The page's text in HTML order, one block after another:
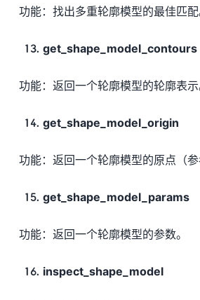
功能：找出多重轮廓模型的最佳匹配
get_shape_model_contours
功能：返回一个轮廓模型的轮廓表示
get_shape_model_origin
功能：返回一个轮廓模型的原点（参
get_shape_model_params
功能：返回一个轮廓模型的参数。
inspect_shape_model